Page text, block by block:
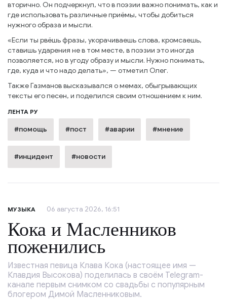
вторично. Он подчеркнул, что в поэзии важно понимать, как и
где использовать различные приёмы, чтобы добиться
нужного образа и мысли.
«Если ты рвёшь фразы, укорачиваешь слова, кромсаешь,
ставишь ударения не в том месте, в поэзии это иногда
позволяется, но в угоду образу и мысли. Нужно понимать,
где, куда и что надо делать», — отметил Олег.
Также Газманов высказывался о мемах, обыгрывающих
тексты его песен, и поделился своим отношением к ним.
ЛЕНТА РУ
#помощь #пост #аварии #мнение
#инцидент #новости
МУЗЫКА 06 августа 2026, 16:51
Кока и Масленников
поженились
Известная певица Клава Кока (настоящее имя —
Клавдия Высокова) поделилась в своём Telegram-
канале первым снимком со свадьбы с популярным
блогером Димой Масленниковым.